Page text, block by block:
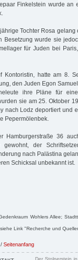
Finkelstein wurde an
Tochter Rosa gelang
Besetzung wurde sie
für Juden bei
Kontoristin, hatte am 8.
den Juden Egon
ihre Pläne für
sie am 25. Oktober
nach Lodz deportiert und
Pepermölenbek.
Hamburgerstraße 36
der
nach Palästina
Schicksal unbekannt ist.
Wohlers Allee;
Link "Recherche und
/ Seitenanfang
Der Stolperstein